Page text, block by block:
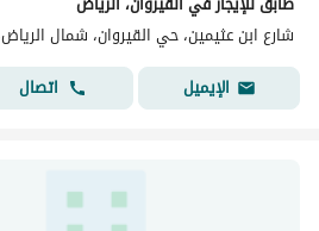
شارع ابن عثيمين، حي القيروان، شمال
الإيميل
اتصال